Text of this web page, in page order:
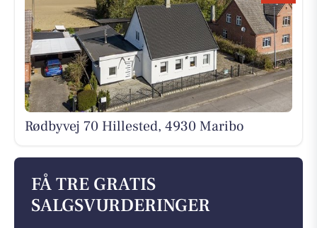
Rødbyvej 70 Hillested, 4930 Maribo
FÅ TRE GRATIS
SALGSVURDERINGER